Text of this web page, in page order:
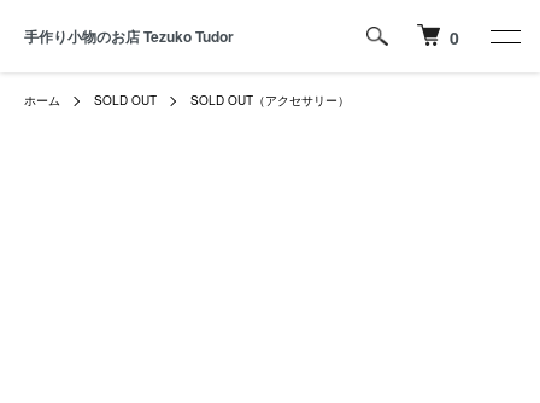
手作り小物のお店 Tezuko Tudor 0
ホーム SOLD OUT SOLD OUT（アクセサリー）